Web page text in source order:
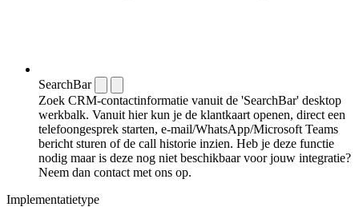
SearchBar
Zoek CRM-contactinformatie vanuit de 'SearchBar' desktop
werkbalk. Vanuit hier kun je de klantkaart openen, direct een
telefoongesprek starten, e-mail/WhatsApp/Microsoft Teams
bericht sturen of de call historie inzien. Heb je deze functie
nodig maar is deze nog niet beschikbaar voor jouw integratie?
Neem dan contact met ons op.
Implementatietype